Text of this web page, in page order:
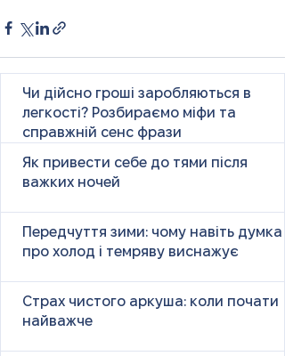
Чи дійсно гроші заробляються в
легкості? Розбираємо міфи та
справжній сенс фрази
Як привести себе до тями після
важких ночей
Передчуття зими: чому навіть думка
про холод і темряву виснажує
Страх чистого аркуша: коли почати
найважче